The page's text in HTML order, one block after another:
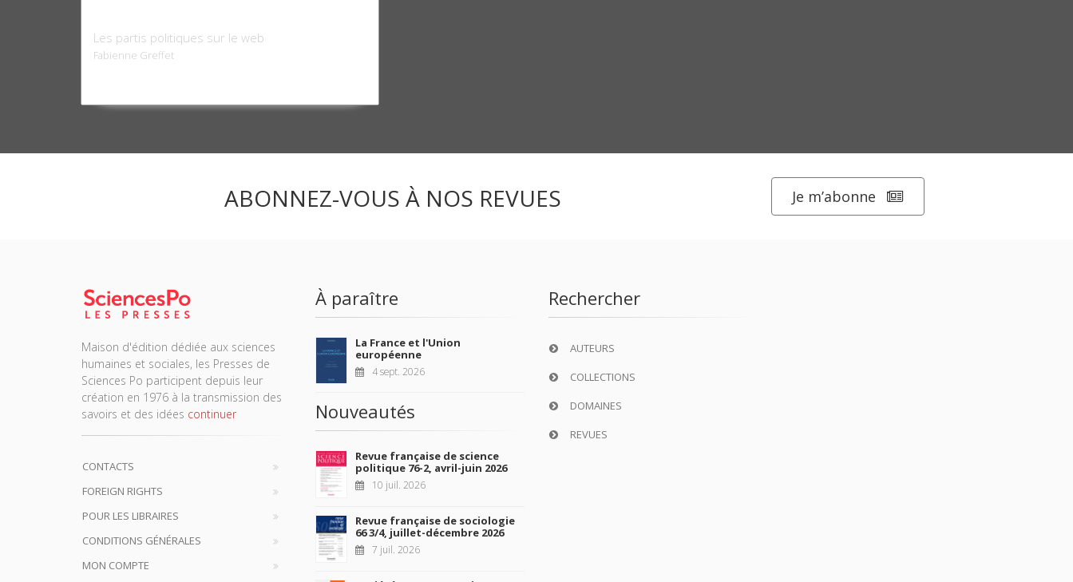
Les partis politiques sur le web
Fabienne Greffet
ABONNEZ-VOUS À NOS REVUES Je m’abonne
Maison d'édition dédiée aux sciences
humaines et sociales, les Presses de
Sciences Po participent depuis leur
création en 1976 à la transmission des
savoirs et des idées continuer
CONTACTS
FOREIGN RIGHTS
POUR LES LIBRAIRES
CONDITIONS GÉNÉRALES
MON COMPTE
À paraître
La France et l'Union
européenne
4 sept. 2026
Nouveautés
Revue française de science
politique 76-2, avril-juin 2026
10 juil. 2026
Revue française de sociologie
66 3/4, juillet-décembre 2026
7 juil. 2026
Rechercher
AUTEURS
COLLECTIONS
DOMAINES
REVUES